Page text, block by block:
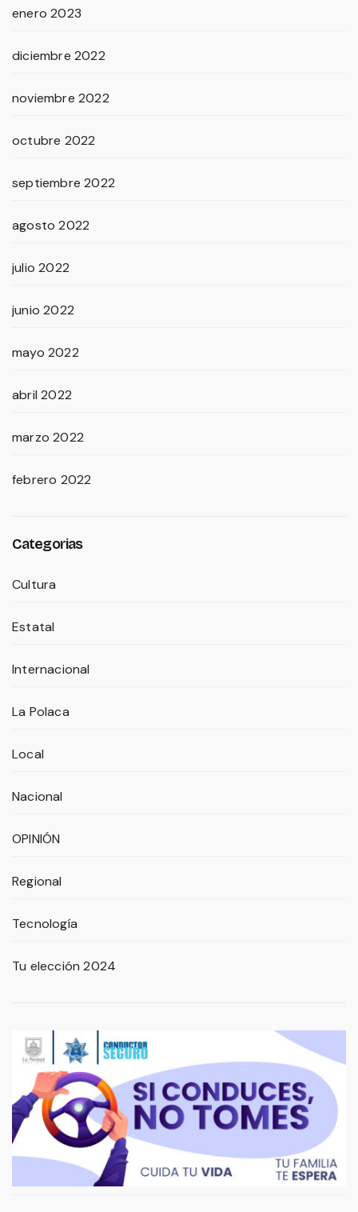
enero 2023
diciembre 2022
noviembre 2022
octubre 2022
septiembre 2022
agosto 2022
julio 2022
junio 2022
mayo 2022
abril 2022
marzo 2022
febrero 2022
Categorias
Cultura
Estatal
Internacional
La Polaca
Local
Nacional
OPINIÓN
Regional
Tecnología
Tu elección 2024